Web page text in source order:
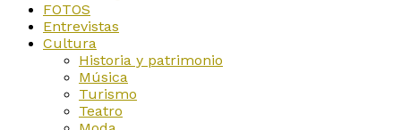
FOTOS
Entrevistas
Cultura
Historia y patrimonio
Música
Turismo
Teatro